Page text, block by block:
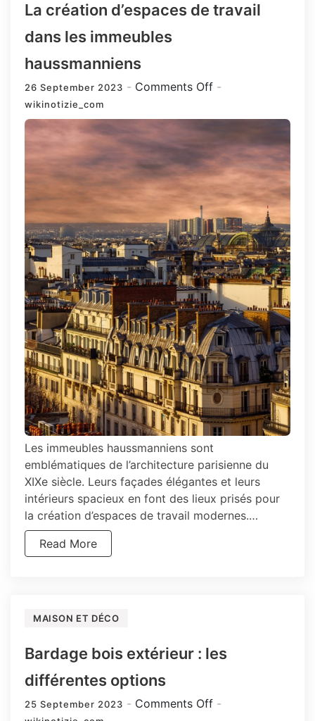
La création d’espaces de travail
dans les immeubles
haussmanniens
26 September 2023 Comments Offon
création
de
travail
dans
les
immeubles
haussmanniens
wikinotizie_com
Les immeubles haussmanniens sont
emblématiques de l’architecture parisienne du
XIXe siècle. Leurs façades élégantes et leurs
intérieurs spacieux en font des lieux prisés pour
la création d’espaces de travail modernes.…
Read More
MAISON ET DÉCO
Bardage bois extérieur : les
différentes options
25 September 2023 Comments Offon